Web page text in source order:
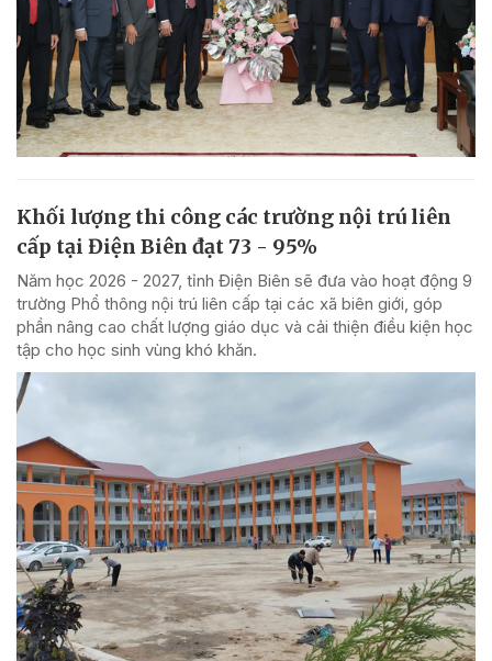
Khối lượng thi công các trường nội trú liên
cấp tại Điện Biên đạt 73 - 95%
Năm học 2026 - 2027, tỉnh Điện Biên sẽ đưa vào hoạt động 9
trường Phổ thông nội trú liên cấp tại các xã biên giới, góp
phần nâng cao chất lượng giáo dục và cải thiện điều kiện học
tập cho học sinh vùng khó khăn.